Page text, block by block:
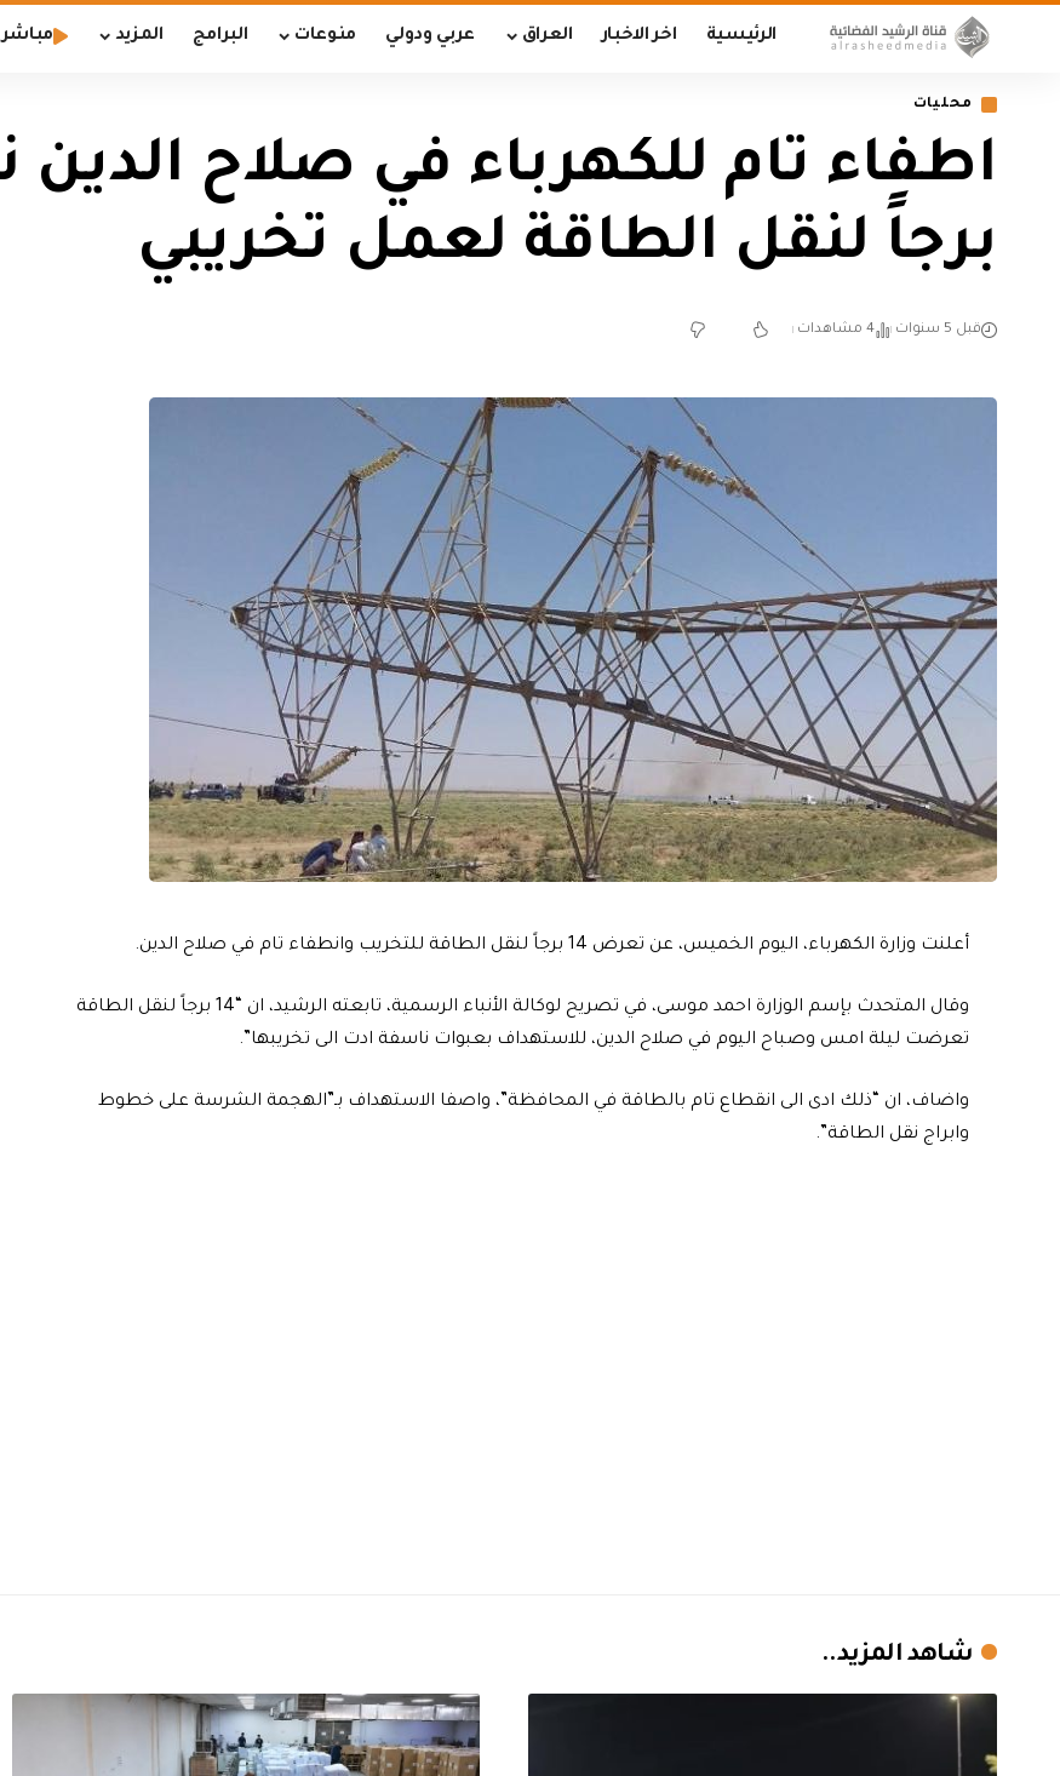
الرئيسية اخر الاخبار العراق عربي ودولي منوعات البرامج المزيد مباشر
محليات
برجاً لنقل الطاقة لعمل تخريبي
قبل 5 سنوات 4 مشاهدات
أعلنت وزارة الكهرباء، اليوم الخميس، عن تعرض 14 برجاً لنقل الطاقة للتخريب وانطفاء تام في صلاح الدين.
وقال المتحدث بإسم الوزارة احمد موسى، في تصريح لوكالة الأنباء الرسمية، تابعته الرشيد، ان “14 برجاً لنقل الطاقة
تعرضت ليلة امس وصباح اليوم في صلاح الدين، للاستهداف بعبوات ناسفة ادت الى تخريبها”.
واضاف، ان “ذلك ادى الى انقطاع تام بالطاقة في المحافظة”، واصفا الاستهداف بـ”الهجمة الشرسة على خطوط
وابراج نقل الطاقة”.
شاهد المزيد..